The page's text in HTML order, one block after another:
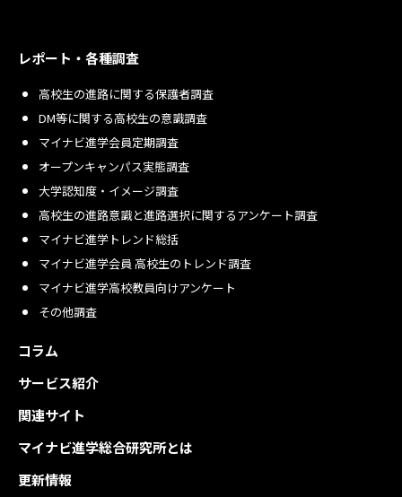
レポート・各種調査
高校生の進路に関する保護者調査
DM等に関する高校生の意識調査
マイナビ進学会員定期調査
オープンキャンパス実態調査
大学認知度・イメージ調査
高校生の進路意識と進路選択に関するアンケート調査
マイナビ進学トレンド総括
マイナビ進学会員 高校生のトレンド調査
マイナビ進学高校教員向けアンケート
その他調査
コラム
サービス紹介
関連サイト
マイナビ進学総合研究所とは
更新情報